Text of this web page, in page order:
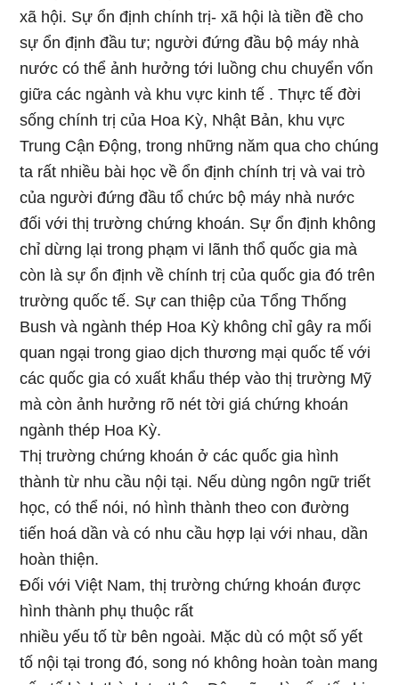
xã hội. Sự ổn định chính trị- xã hội là tiền đề cho
sự ổn định đầu tư; người đứng đầu bộ máy nhà
nước có thể ảnh hưởng tới luồng chu chuyển vốn
giữa các ngành và khu vực kinh tế . Thực tế đời
sống chính trị của Hoa Kỳ, Nhật Bản, khu vực
Trung Cận Động, trong những năm qua cho chúng
ta rất nhiều bài học về ổn định chính trị và vai trò
của người đứng đầu tổ chức bộ máy nhà nước
đối với thị trường chứng khoán. Sự ổn định không
chỉ dừng lại trong phạm vi lãnh thổ quốc gia mà
còn là sự ổn định về chính trị của quốc gia đó trên
trường quốc tế. Sự can thiệp của Tổng Thống
Bush và ngành thép Hoa Kỳ không chỉ gây ra mối
quan ngại trong giao dịch thương mại quốc tế với
các quốc gia có xuất khẩu thép vào thị trường Mỹ
mà còn ảnh hưởng rõ nét tời giá chứng khoán
ngành thép Hoa Kỳ.
Thị trường chứng khoán ở các quốc gia hình
thành từ nhu cầu nội tại. Nếu dùng ngôn ngữ triết
học, có thể nói, nó hình thành theo con đường
tiến hoá dần và có nhu cầu hợp lại với nhau, dần
hoàn thiện.
Đối với Việt Nam, thị trường chứng khoán được
hình thành phụ thuộc rất
nhiều yếu tố từ bên ngoài. Mặc dù có một số yết
tố nội tại trong đó, song nó không hoàn toàn mang